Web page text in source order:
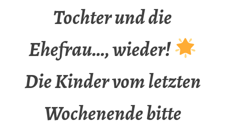
Tochter und die
Ehefrau…, wieder!
Die Kinder vom letzten
Wochenende bitte